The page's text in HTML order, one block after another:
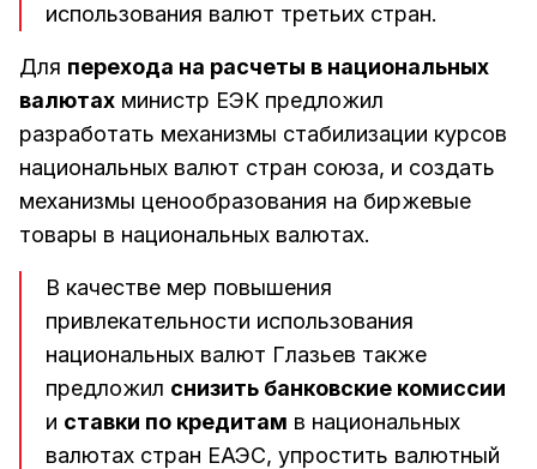
использования валют третьих стран.
Для перехода на расчеты в национальных
валютах министр ЕЭК предложил
разработать механизмы стабилизации курсов
национальных валют стран союза, и создать
механизмы ценообразования на биржевые
товары в национальных валютах.
В качестве мер повышения
привлекательности использования
национальных валют Глазьев также
предложил снизить банковские комиссии
и ставки по кредитам в национальных
валютах стран ЕАЭС, упростить валютный